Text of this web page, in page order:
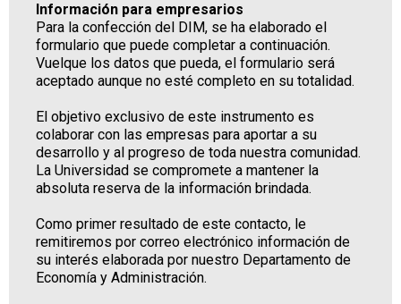
Información para empresarios
Para la confección del DIM, se ha elaborado el
formulario que puede completar a continuación.
Vuelque los datos que pueda, el formulario será
aceptado aunque no esté completo en su totalidad.
El objetivo exclusivo de este instrumento es
colaborar con las empresas para aportar a su
desarrollo y al progreso de toda nuestra comunidad.
La Universidad se compromete a mantener la
absoluta reserva de la información brindada.
Como primer resultado de este contacto, le
remitiremos por correo electrónico información de
su interés elaborada por nuestro Departamento de
Economía y Administración.